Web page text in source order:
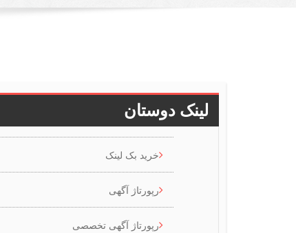
لینک دوستان
خرید بک لینک
رپورتاژ آگهی
رپورتاژ آگهی تخصصی